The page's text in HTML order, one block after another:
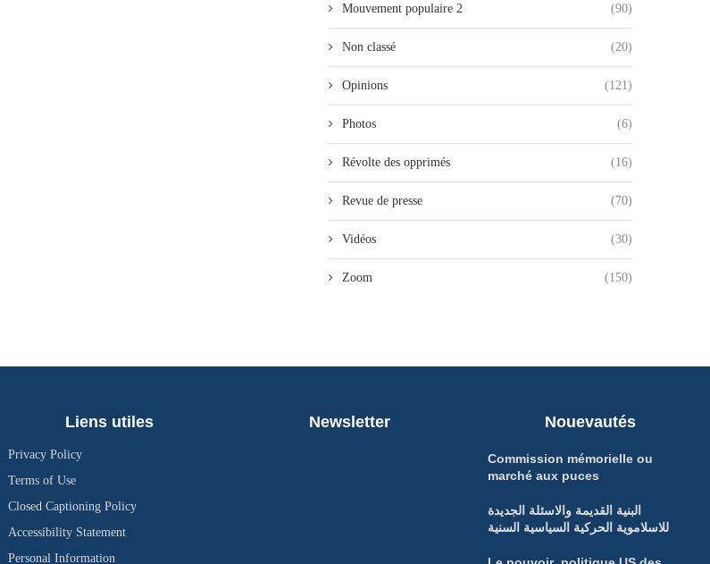
Mouvement populaire 2 (90)
Non classé (20)
Opinions (121)
Photos (6)
Révolte des opprimés (16)
Revue de presse (70)
Vidéos (30)
Zoom (150)
Liens utiles
Privacy Policy
Terms of Use
Closed Captioning Policy
Accessibility Statement
Personal Information
Newsletter Nouevautés
Commission mémorielle ou
marché aux puces
البنية القديمة والاسئلة الجديدة
للاسلاموية الحركية السياسية السنية